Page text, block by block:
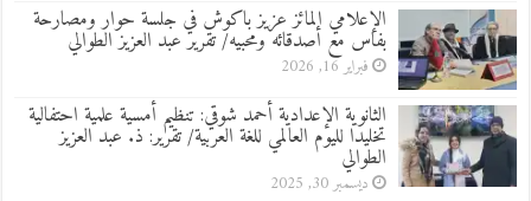
الإعلامي المائز عزيز باكوش في جلسة حوار ومصارحة
بفاس مع أصدقائه ومحبيه/ تقرير عبد العزيز الطوالي
فبراير 16, 2026
الثانوية الإعدادية أحمد شوقي: تنظيم أمسية علمية احتفالية
تخليدا لليوم العالمي للغة العربية/ تقرير: ذ. عبد العزيز
الطوالي
ديسمبر 30, 2025